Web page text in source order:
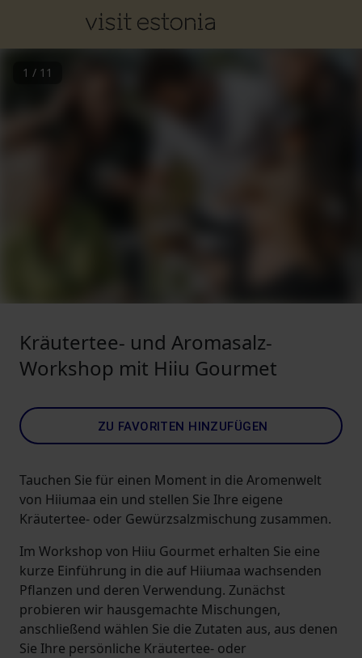
1 / 11
Kräutertee- und Aromasalz-
Workshop mit Hiiu Gourmet
ZU FAVORITEN HINZUFÜGEN
Tauchen Sie für einen Moment in die Aromenwelt
von Hiiumaa ein und stellen Sie Ihre eigene
Kräutertee- oder Gewürzsalzmischung zusammen.
Im Workshop von Hiiu Gourmet erhalten Sie eine
kurze Einführung in die auf Hiiumaa wachsenden
Pflanzen und deren Verwendung. Zunächst
probieren wir hausgemachte Mischungen,
anschließend wählen Sie die Zutaten aus, aus denen
Sie Ihre persönliche Kräutertee- oder